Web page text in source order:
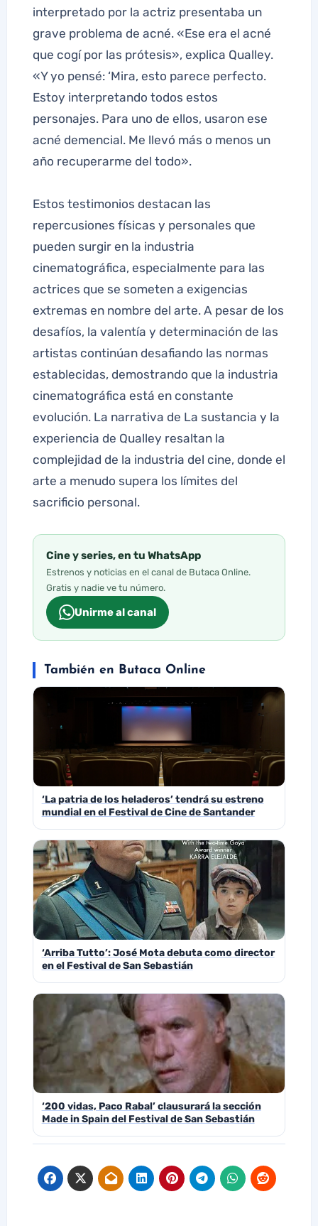
interpretado por la actriz presentaba un
grave problema de acné. «Ese era el acné
que cogí por las prótesis», explica Qualley.
«Y yo pensé: ‘Mira, esto parece perfecto.
Estoy interpretando todos estos
personajes. Para uno de ellos, usaron ese
acné demencial. Me llevó más o menos un
año recuperarme del todo».
Estos testimonios destacan las
repercusiones físicas y personales que
pueden surgir en la industria
cinematográfica, especialmente para las
actrices que se someten a exigencias
extremas en nombre del arte. A pesar de los
desafíos, la valentía y determinación de las
artistas continúan desafiando las normas
establecidas, demostrando que la industria
cinematográfica está en constante
evolución. La narrativa de La sustancia y la
experiencia de Qualley resaltan la
complejidad de la industria del cine, donde el
arte a menudo supera los límites del
sacrificio personal.
Cine y series, en tu WhatsApp
Estrenos y noticias en el canal de Butaca Online.
Gratis y nadie ve tu número.
Unirme al canal
También en Butaca Online
‘La patria de los heladeros’ tendrá su estreno
mundial en el Festival de Cine de Santander
‘Arriba Tutto’: José Mota debuta como director
en el Festival de San Sebastián
‘200 vidas, Paco Rabal’ clausurará la sección
Made in Spain del Festival de San Sebastián